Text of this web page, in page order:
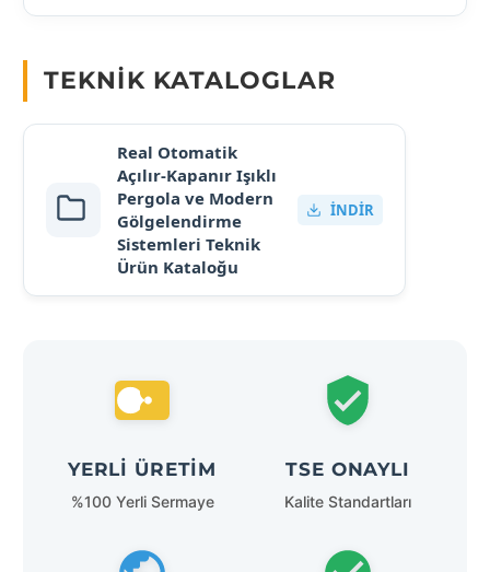
TEKNIK KATALOGLAR
Real Otomatik
Açılır-Kapanır Işıklı
Pergola ve Modern
Gölgelendirme
Sistemleri Teknik
Ürün Kataloğu
İNDIR
YERLI ÜRETIM
%100 Yerli Sermaye
TSE ONAYLI
Kalite Standartları